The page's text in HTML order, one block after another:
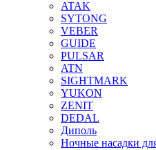
ATAK
SYTONG
VEBER
GUIDE
PULSAR
ATN
SIGHTMARK
YUKON
ZENIT
DEDAL
Диполь
Ночные насадки